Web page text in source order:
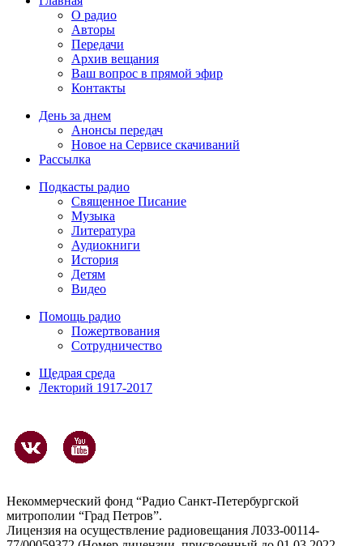
О радио
Авторы
Передачи
Архив вещания
Ваш вопрос в прямой эфир
Контакты
День за днем
Анонсы передач
Новое на Сервисе скачиваний
Рассылка
Подкасты радио
Священное Писание
Музыка
Литература
Аудиокниги
История
Детям
Видео
Помощь радио
Пожертвования
Сотрудничество
Щедрая среда
Лекторий 1917-2017
Некоммерческий фонд “Радио Санкт-Петербургской
митрополии “Град Петров”.
Лицензия на осуществление радиовещания Л033-00114-